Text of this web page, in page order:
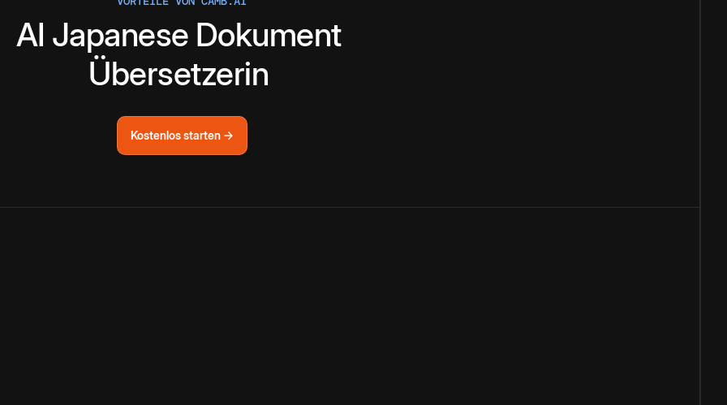
AI Japanese Dokument
Übersetzerin
Kostenlos starten →